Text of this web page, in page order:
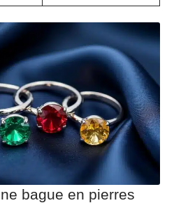
bague en pierres